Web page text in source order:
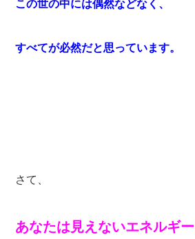
この世の中には偶然などなく、
すべてが必然だと思っています。
さて、
あなたは見えないエネルギ